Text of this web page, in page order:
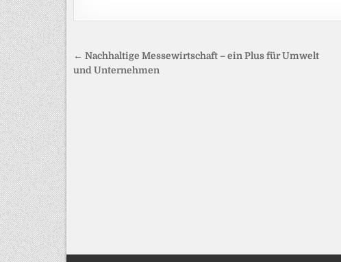
Beitragsnavigation
← Nachhaltige Messewirtschaft – ein Plus für Umwelt
und Unternehmen